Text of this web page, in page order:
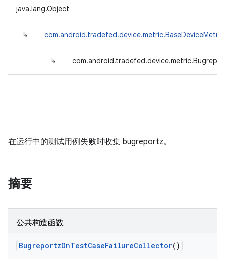
java.lang.Object
↳
↳
在运行中的测试用例失败时收集 bugreportz。
摘要
公共构造函数
BugreportzOnTestCaseFailureCollector()